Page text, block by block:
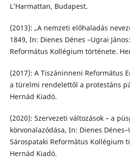
L’Harmattan, Budapest.
(2013): „A nemzeti előhaladás
1849, In: Dienes Dénes –Ugrai
Református Kollégium története.
(2017): A Tiszáninneni Református
a türelmi rendelettől a protestáns
Hernád Kiadó.
(2020): Szervezeti változások – a
körvonalazódása, In: Dienes
Sárospataki Református Kollégium
Hernád Kiadó.